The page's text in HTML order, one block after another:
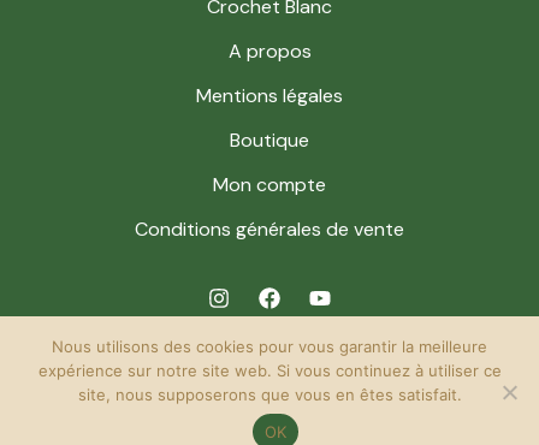
Crochet Blanc
A propos
Mentions légales
Boutique
Mon compte
Conditions générales de vente
© 2026 Crochet Blanc. Powered by Crochet Blanc.
Nous utilisons des cookies pour vous garantir la meilleure
expérience sur notre site web. Si vous continuez à utiliser ce
site, nous supposerons que vous en êtes satisfait.
OK